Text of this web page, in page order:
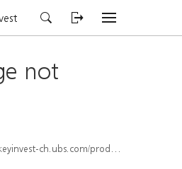
not
ch.ubs.com/produkt/detail/index/isin/CH1558312729